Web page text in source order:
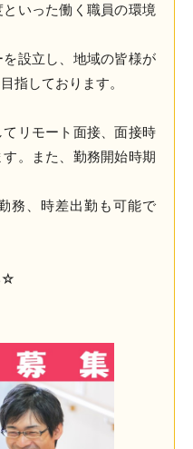
いった働く職員の環境
設立し、地域の皆様が
指しております。
リモート面接、面接時
。また、勤務開始時期
務、時差出勤も可能で
☆